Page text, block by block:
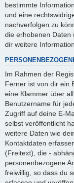
bestimmte
und eine
nachverfolgen zu
die erhobenen Daten
dir weitere
Im Rahmen der
Ferner ist von dir ein
eine Klammer über
Benutzername für
Zugriff auf deine E-
selbst veröffentlicht
weitere Daten wie
Kontaktdaten
(Freitext), die -
personenbezogene
freiwillig, so dass du